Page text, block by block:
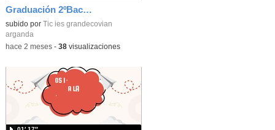
Graduación 2ºBachillerato 2026
subido por
Tic ies grandecovian
arganda
-hace 2 meses- 38visualizaciones